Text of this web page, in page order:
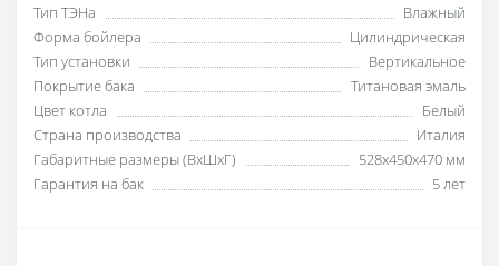
Тип ТЭНа
Влажный
Форма бойлера
Цилиндрическая
Тип установки
Вертикальное
Покрытие бака
Титановая эмаль
Цвет котла
Белый
Страна производства
Италия
Габаритные размеры (ВxШxГ)
528x450x470 мм
Гарантия на бак
5 лет